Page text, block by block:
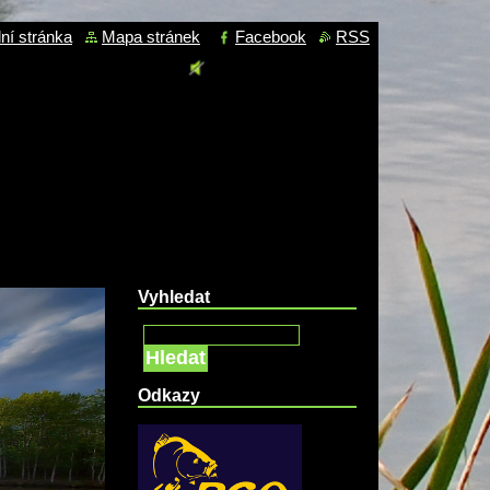
stránka Mapa stránek Facebook RSS
Vyhledat
Odkazy